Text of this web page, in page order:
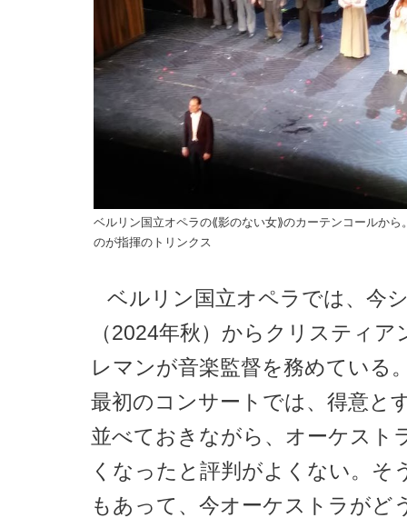
ベルリン国立オペラの⟪影のない女⟫のカーテンコールから
のが指揮のトリンクス
ベルリン国立オペラでは、今
（2024年秋）からクリスティア
レマンが音楽監督を務めている
最初のコンサートでは、得意と
並べておきながら、オーケスト
くなったと評判がよくない。そ
もあって、今オーケストラがど